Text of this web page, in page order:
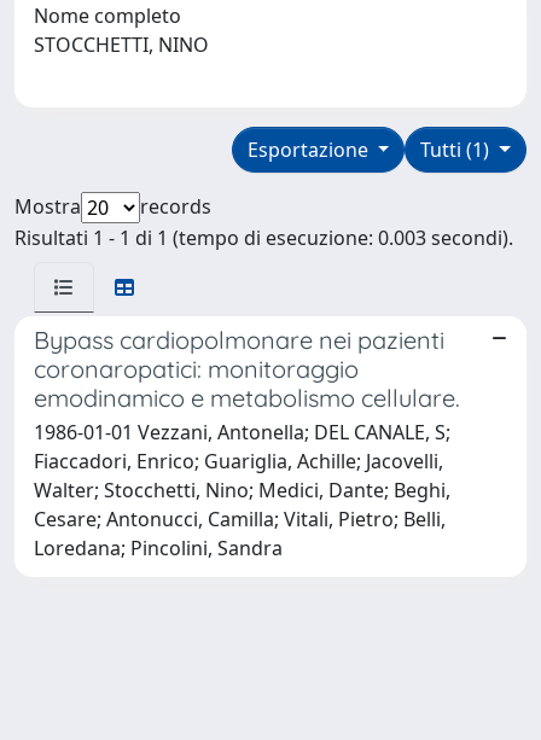
Nome completo
STOCCHETTI, NINO
Tutti (1)
Esportazione
Mostra
records
Risultati 1 - 1 di 1 (tempo di esecuzione: 0.003 secondi).
Bypass cardiopolmonare nei pazienti
coronaropatici: monitoraggio
emodinamico e metabolismo cellulare.
1986-01-01 Vezzani, Antonella; DEL CANALE, S;
Fiaccadori, Enrico; Guariglia, Achille; Jacovelli,
Walter; Stocchetti, Nino; Medici, Dante; Beghi,
Cesare; Antonucci, Camilla; Vitali, Pietro; Belli,
Loredana; Pincolini, Sandra